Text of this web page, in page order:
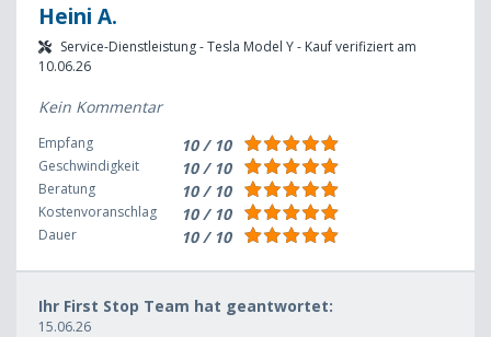
Heini A.
Service-Dienstleistung - Tesla Model Y - Kauf verifiziert am
10.06.26
Kein Kommentar
Empfang 10 / 10
Geschwindigkeit 10 / 10
Beratung 10 / 10
Kostenvoranschlag 10 / 10
Dauer 10 / 10
Ihr First Stop Team hat geantwortet:
15.06.26